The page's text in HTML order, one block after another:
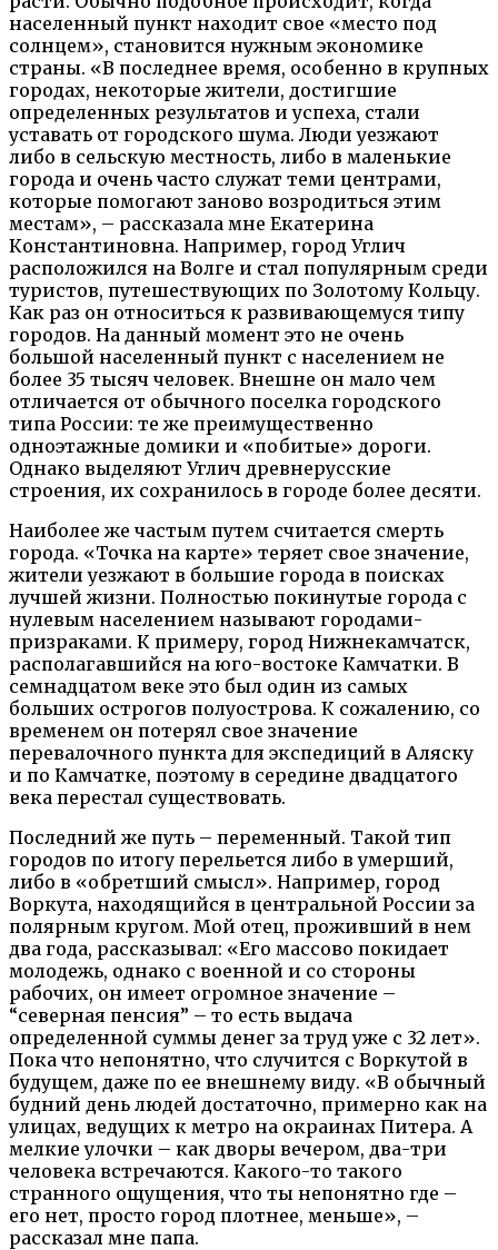
населенный пункт находит свое «место под
солнцем», становится нужным экономике
страны. «В последнее время, особенно в крупных
городах, некоторые жители, достигшие
определенных результатов и успеха, стали
уставать от городского шума. Люди уезжают
либо в сельскую местность, либо в маленькие
города и очень часто служат теми центрами,
которые помогают заново возродиться этим
местам», – рассказала мне Екатерина
Константиновна. Например, город Углич
расположился на Волге и стал популярным среди
туристов, путешествующих по Золотому Кольцу.
Как раз он относиться к развивающемуся типу
городов. На данный момент это не очень
большой населенный пункт с населением не
более 35 тысяч человек. Внешне он мало чем
отличается от обычного поселка городского
типа России: те же преимущественно
одноэтажные домики и «побитые» дороги.
Однако выделяют Углич древнерусские
строения, их сохранилось в городе более десяти.
Наиболее же частым путем считается смерть
города. «Точка на карте» теряет свое значение,
жители уезжают в большие города в поисках
лучшей жизни. Полностью покинутые города с
нулевым населением называют городами-
призраками. К примеру, город Нижнекамчатск,
располагавшийся на юго-востоке Камчатки. В
семнадцатом веке это был один из самых
больших острогов полуострова. К сожалению, со
временем он потерял свое значение
перевалочного пункта для экспедиций в Аляску
и по Камчатке, поэтому в середине двадцатого
века перестал существовать.
Последний же путь – переменный. Такой тип
городов по итогу перельется либо в умерший,
либо в «обретший смысл». Например, город
Воркута, находящийся в центральной России за
полярным кругом. Мой отец, проживший в нем
два года, рассказывал: «Его массово покидает
молодежь, однако с военной и со стороны
рабочих, он имеет огромное значение –
“северная пенсия” – то есть выдача
определенной суммы денег за труд уже с 32 лет».
Пока что непонятно, что случится с Воркутой в
будущем, даже по ее внешнему виду. «В обычный
будний день людей достаточно, примерно как на
улицах, ведущих к метро на окраинах Питера. А
мелкие улочки – как дворы вечером, два-три
человека встречаются. Какого-то такого
странного ощущения, что ты непонятно где –
его нет, просто город плотнее, меньше», –
рассказал мне папа.